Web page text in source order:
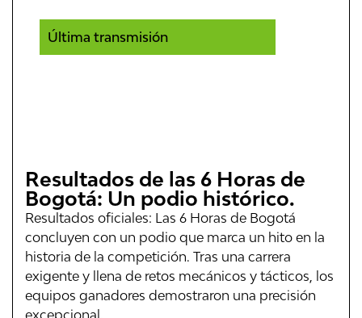
Resultados de las 6 Horas de
Bogotá: Un podio histórico.
Resultados oficiales: Las 6 Horas de Bogotá
concluyen con un podio que marca un hito en la
historia de la competición. Tras una carrera
exigente y llena de retos mecánicos y tácticos, los
equipos ganadores demostraron una precisión
excepcional.
Última transmisión